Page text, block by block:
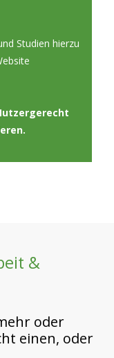
Studien hierzu
&
oder
einen, oder